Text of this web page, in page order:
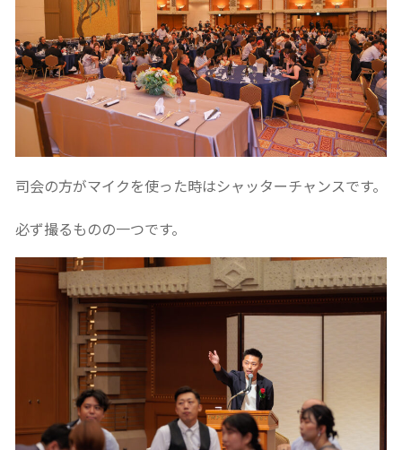
司会の方がマイクを使った時はシャッターチャンスです。
必ず撮るものの一つです。